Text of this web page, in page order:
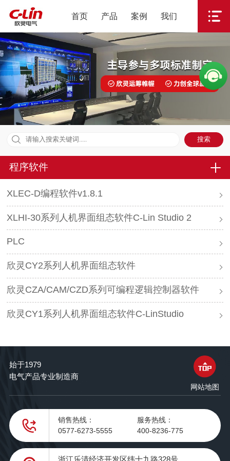
首页 产品 案例 我们
程序软件
XLEC-D编程软件v1.8.1
XLHI-30系列人机界面组态软件C-Lin Studio 2
PLC
欣灵CY2系列人机界面组态软件
欣灵CZA/CAM/CZD系列可编程逻辑控制器软件
欣灵CY1系列人机界面组态软件C-LinStudio
始于1979
电气产品专业制造商
网站地图
销售热线：
0577-6273-5555
服务热线：
400-8236-775